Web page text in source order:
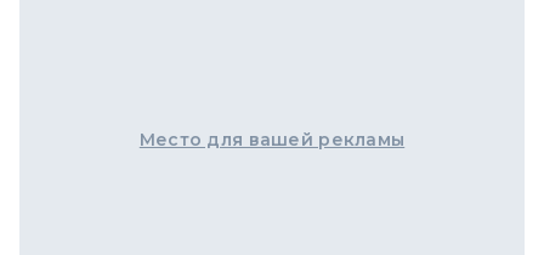
Место для вашей рекламы